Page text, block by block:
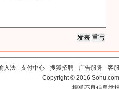
入法 - 支付中心 - 搜狐招聘 - 广告服务 - 客
Copyright©2016
搜狐不良信息举